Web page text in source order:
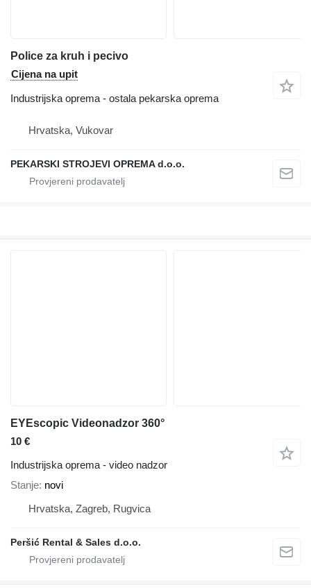
Police za kruh i pecivo
Cijena na upit
Industrijska oprema - ostala pekarska oprema
Hrvatska, Vukovar
PEKARSKI STROJEVI OPREMA d.o.o.
EYEscopic Videonadzor 360°
10 €
Industrijska oprema - video nadzor
Stanje novi
Hrvatska, Zagreb, Rugvica
Peršić Rental & Sales d.o.o.